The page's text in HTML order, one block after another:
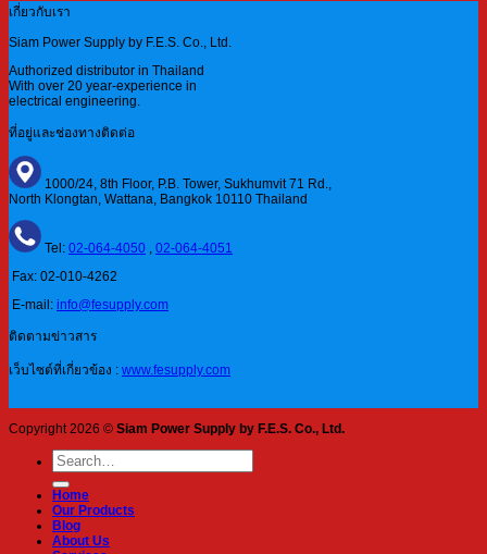
เกี่ยวกับเรา
Siam Power Supply by F.E.S. Co., Ltd.
Authorized distributor in Thailand
With over 20 year-experience in
electrical engineering.
ที่อยู่และช่องทางติดต่อ
1000/24, 8th Floor, P.B. Tower, Sukhumvit 71 Rd.,
North Klongtan, Wattana, Bangkok 10110 Thailand
Tel: 02-064-4050 , 02-064-4051
Fax: 02-010-4262
E-mail: info@fesupply.com
ติดตามข่าวสาร
เว็บไซต์ที่เกี่ยวข้อง : www.fesupply.com
Copyright 2026 © Siam Power Supply by F.E.S. Co., Ltd.
Search
for:
Home
Our Products
Blog
About Us